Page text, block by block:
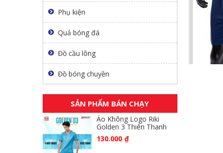
Phụ kiện
Quả bóng đá
Đồ cầu lông
Đồ bóng chuyền
SẢN PHẨM BÁN CHẠY
Áo Không Logo Riki
Golden 3 Thiên Thanh
130.000 ₫